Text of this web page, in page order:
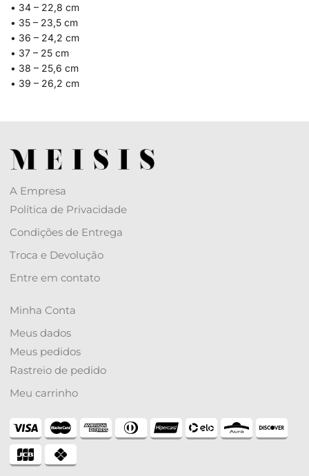
• 34 – 22,8 cm
• 35 – 23,5 cm
• 36 – 24,2 cm
• 37 – 25 cm
• 38 – 25,6 cm
• 39 – 26,2 cm
A Empresa
Política de Privacidade
Condições de Entrega
Troca e Devolução
Entre em contato
Minha Conta
Meus dados
Meus pedidos
Rastreio de pedido
Meu carrinho